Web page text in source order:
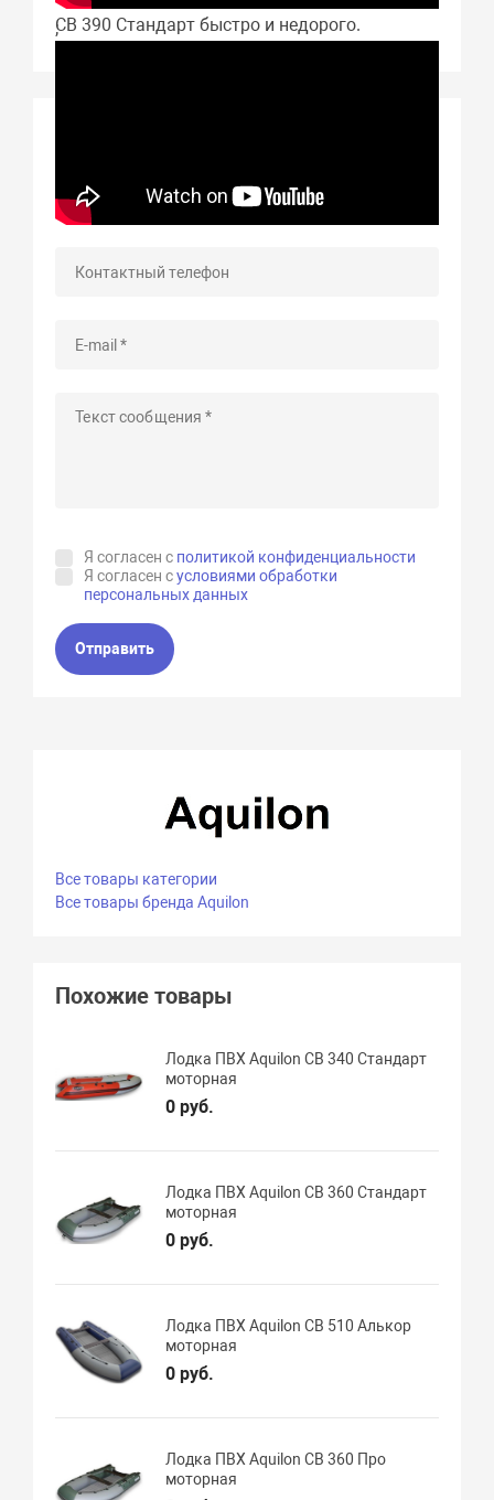
;CB 390 Стандарт быстро и недорого.
Я согласен с политикой конфиденциальности
Я согласен сусловиями обработки
персональных данных
Отправить
Все товары категории
Все товары бренда Aquilon
Похожие товары
Лодка ПВХ Aquilon CB 340 Стандарт
моторная
0 руб.
Лодка ПВХ Aquilon CB 360 Стандарт
моторная
0 руб.
Лодка ПВХ Aquilon CB 510 Алькор
моторная
0 руб.
Лодка ПВХ Aquilon CB 360 Про
моторная